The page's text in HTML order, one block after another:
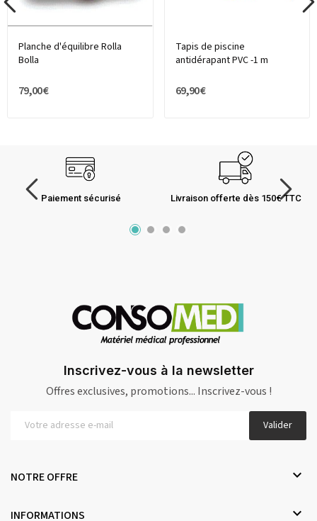
Planche d'équilibre Rolla
Bolla
79,00 €
Tapis de piscine
antidérapant PVC -1 m
69,90 €
Paiement sécurisé Livraison offerte dès 150€ TTC
Inscrivez-vous à la newsletter
Offres exclusives, promotions... Inscrivez-vous !
Valider
NOTRE OFFRE 
INFORMATIONS 